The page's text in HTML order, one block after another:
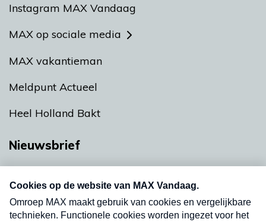
Instagram MAX Vandaag
MAX op sociale media
MAX vakantieman
Meldpunt Actueel
Heel Holland Bakt
Nieuwsbrief
nieuwsbrief. Elke vrijdag- en dinsdagochtend in
uw mailbox.